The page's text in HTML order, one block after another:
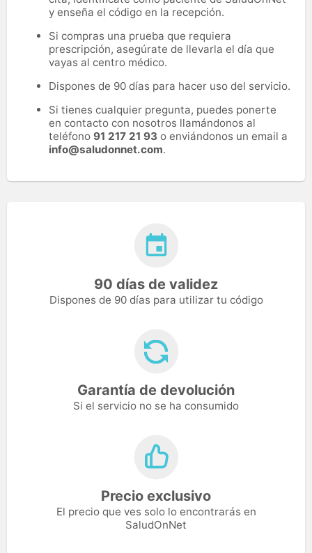
y enseña el código en la recepción.
Si compras una prueba que requiera
prescripción, asegúrate de llevarla el día que
vayas al centro médico.
Dispones de 90 días para hacer uso del servicio.
Si tienes cualquier pregunta, puedes ponerte
en contacto con nosotros llamándonos al
teléfono 91 217 21 93 o enviándonos un email a
info@saludonnet.com.
90 días de validez
Dispones de 90 días para utilizar tu código
Garantía de devolución
Si el servicio no se ha consumido
Precio exclusivo
El precio que ves solo lo encontrarás en
SaludOnNet